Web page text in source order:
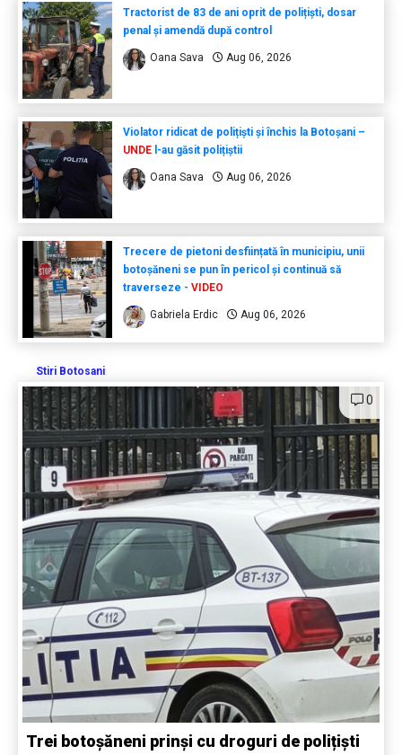
Tractorist de 83 de ani oprit de polițiști, dosar
penal și amendă după control
Oana Sava Aug 06, 2026
Violator ridicat de polițiști și închis la Botoșani –
UNDEl-au găsit polițiștii
Oana Sava Aug 06, 2026
Trecere de pietoni desființată în municipiu, unii
botoșăneni se pun în pericol și continuă să
traverseze - VIDEO
Gabriela Erdic Aug 06, 2026
Stiri Botosani
0
Trei botoșăneni prinși cu droguri de polițiști